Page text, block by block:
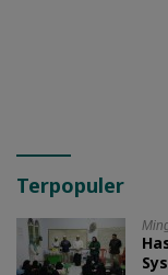
Terpopuler